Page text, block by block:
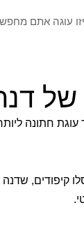
דנה
חתונה
קיפודים,